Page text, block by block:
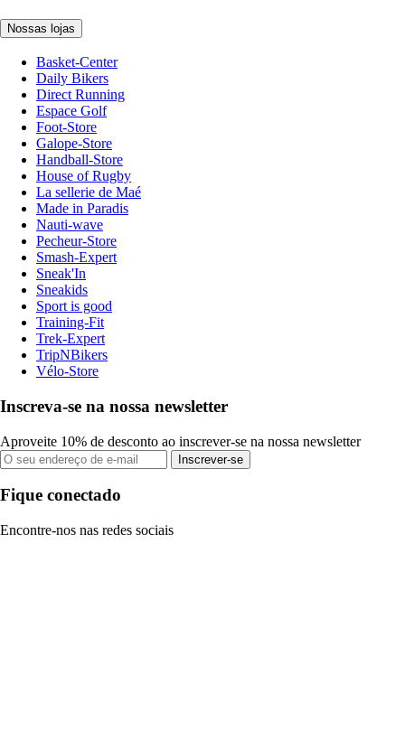
Nossas lojas
Basket-Center
Daily Bikers
Direct Running
Espace Golf
Foot-Store
Galope-Store
Handball-Store
House of Rugby
La sellerie de Maé
Made in Paradis
Nauti-wave
Pecheur-Store
Smash-Expert
Sneak'In
Sneakids
Sport is good
Training-Fit
Trek-Expert
TripNBikers
Vélo-Store
Inscreva-se na nossa newsletter
Aproveite 10% de desconto ao inscrever-se na nossa newsletter
Inscrever-se
Fique conectado
Encontre-nos nas redes sociais